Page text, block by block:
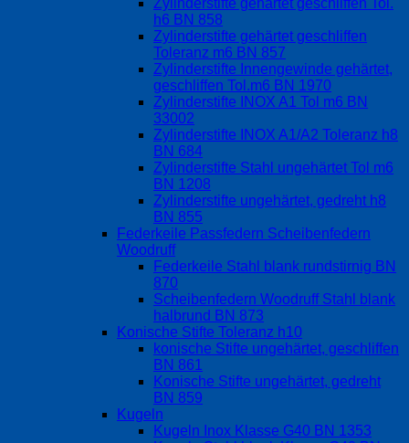
Zylinderstifte gehärtet geschliffen Tol.
h6 BN 858
Zylinderstifte gehärtet geschliffen
Toleranz m6 BN 857
Zylinderstifte Innengewinde gehärtet,
geschliffen Tol.m6 BN 1970
Zylinderstifte INOX A1 Tol m6 BN
33002
Zylinderstifte INOX A1/A2 Toleranz h8
BN 684
Zylinderstifte Stahl ungehärtet Tol m6
BN 1208
Zylinderstifte ungehärtet, gedreht h8
BN 855
Federkeile Passfedern Scheibenfedern
Woodruff
Federkeile Stahl blank rundstirnig BN
870
Scheibenfedern Woodruff Stahl blank
halbrund BN 873
Konische Stifte Toleranz h10
konische Stifte ungehärtet, geschliffen
BN 861
Konische Stifte ungehärtet, gedreht
BN 859
Kugeln
Kugeln Inox Klasse G40 BN 1353